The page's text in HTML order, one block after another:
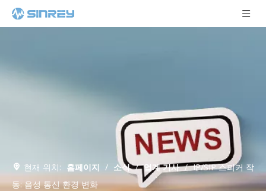
현재 위치: 홈페이지 / 소식 / 업계 기사 / IP/SIP 스피커 작
동: 음성 통신 환경 변화